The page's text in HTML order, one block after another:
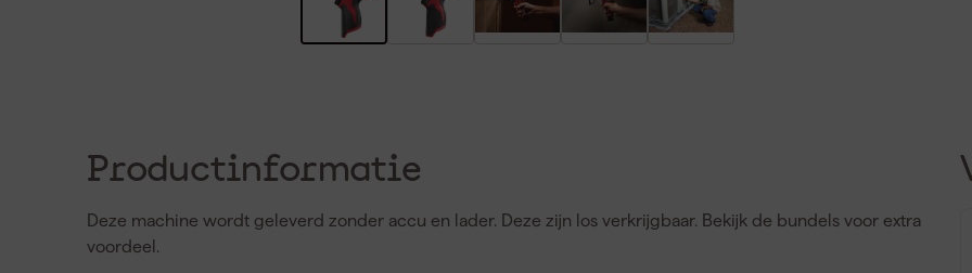
Productinformatie
Deze machine wordt geleverd zonder accu en lader. Deze zijn los verkrijgbaar. Bekijk de bundels voor extra
voordeel.